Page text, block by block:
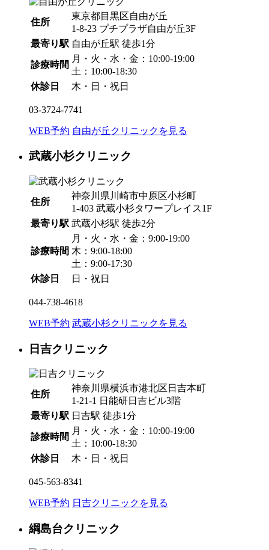
住所
東京都目黒区自由が丘
1-8-23 プチプラザ自由が丘3F
最寄り駅 自由が丘駅 徒歩1分
診療時間
月・火・水・金：10:00-19:00
土：10:00-18:30
休診日
木・日・祝日
03-3724-7741
WEB予約 自由が丘クリニックを見る
武蔵小杉クリニック
住所
神奈川県川崎市中原区小杉町
1-403 武蔵小杉タワープレイス1F
最寄り駅 武蔵小杉駅 徒歩2分
診療時間
月・火・水・金：9:00-19:00
木：9:00-18:00
土：9:00-17:30
休診日
日・祝日
044-738-4618
WEB予約 武蔵小杉クリニックを見る
日吉クリニック
住所
神奈川県横浜市港北区日吉本町
1-21-1 日能研日吉ビル3階
最寄り駅 日吉駅 徒歩1分
診療時間
月・火・水・金：10:00-19:00
土：10:00-18:30
休診日
木・日・祝日
045-563-8341
WEB予約 日吉クリニックを見る
綱島台クリニック